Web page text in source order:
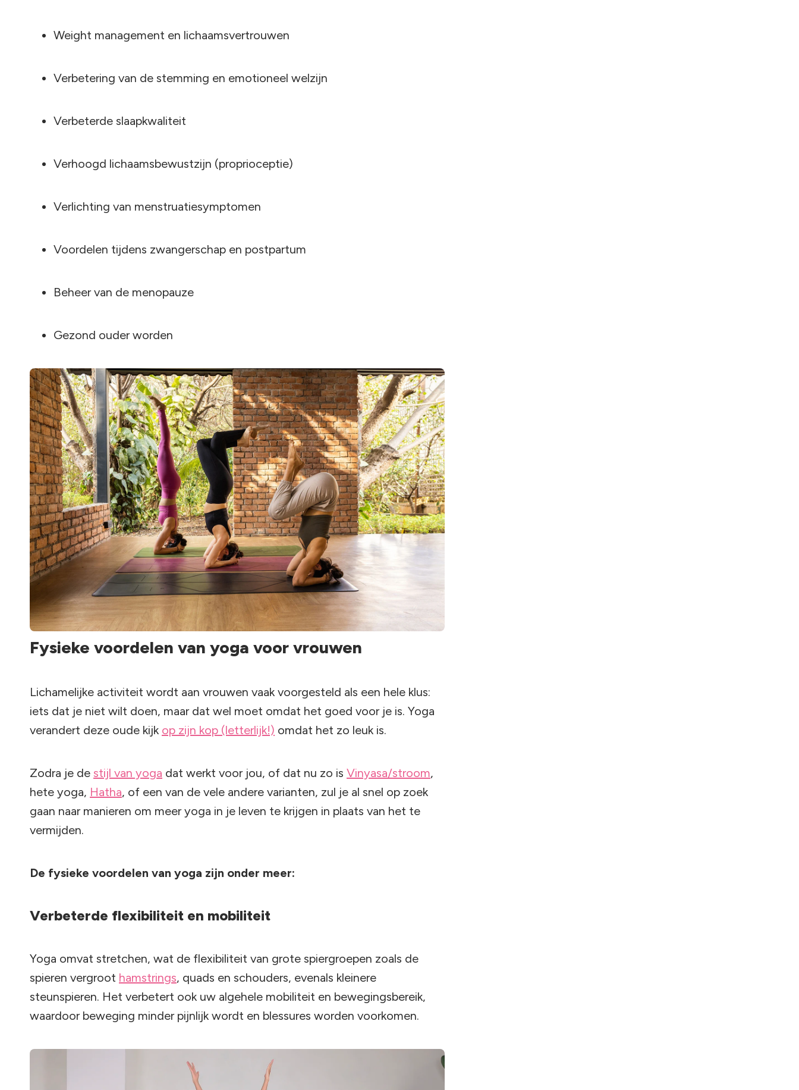
Weight management en lichaamsvertrouwen
Verbetering van de stemming en emotioneel welzijn
Verbeterde slaapkwaliteit
Verhoogd lichaamsbewustzijn (proprioceptie)
Verlichting van menstruatiesymptomen
Voordelen tijdens zwangerschap en postpartum
Beheer van de menopauze
Gezond ouder worden
Fysieke voordelen van yoga voor vrouwen
Lichamelijke activiteit wordt aan vrouwen vaak voorgesteld als een hele klus:
iets dat je niet wilt doen, maar dat wel moet omdat het goed voor je is. Yoga
verandert deze oude kijk op zijn kop (letterlijk!) omdat het zo leuk is.
Zodra je de stijl van yoga dat werkt voor jou, of dat nu zo is Vinyasa/stroom,
hete yoga, Hatha, of een van de vele andere varianten, zul je al snel op zoek
gaan naar manieren om meer yoga in je leven te krijgen in plaats van het te
vermijden.
De fysieke voordelen van yoga zijn onder meer:
Verbeterde flexibiliteit en mobiliteit
Yoga omvat stretchen, wat de flexibiliteit van grote spiergroepen zoals de
spieren vergroot hamstrings, quads en schouders, evenals kleinere
steunspieren. Het verbetert ook uw algehele mobiliteit en bewegingsbereik,
waardoor beweging minder pijnlijk wordt en blessures worden voorkomen.